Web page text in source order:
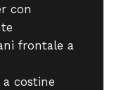
con
frontale a
costine